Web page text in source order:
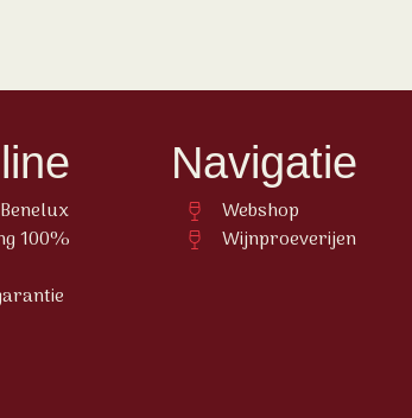
100%
Navigatie
Webshop
Wijnproeverijen